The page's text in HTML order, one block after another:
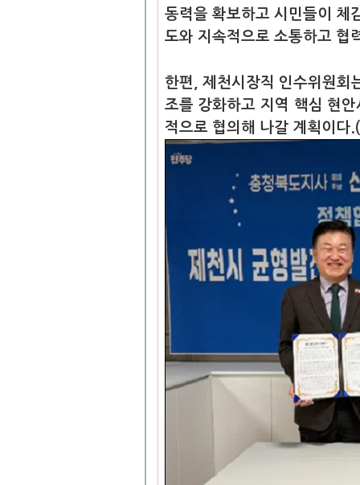
동력을 확보하고 시민들이 체
도와 지속적으로 소통하고 협
한편, 제천시장직 인수위원회
조를 강화하고 지역 핵심 현
적으로 협의해 나갈 계획이다